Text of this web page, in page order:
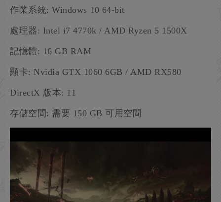
作業系統: Windows 10 64-bit
處理器: Intel i7 4770k / AMD Ryzen 5 1500X
記憶體: 16 GB RAM
顯卡: Nvidia GTX 1060 6GB / AMD RX580
DirectX 版本: 11
存儲空間: 需要 150 GB 可用空間